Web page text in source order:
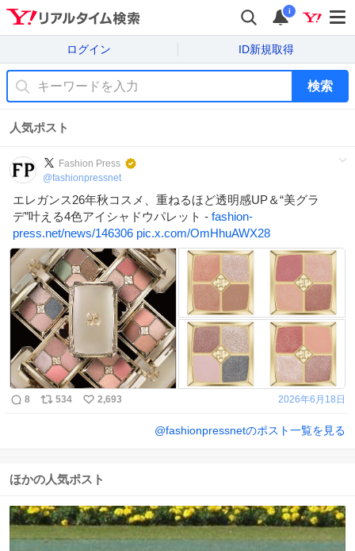
i
ログイン ID新規取得
検索
人気ポスト
Fashion Press
@fashionpressnet
エレガンス26年秋コスメ、重ねるほど透明感UP＆“美グラ
デ”叶える4色アイシャドウパレット - fashion-
press.net/news/146306 pic.x.com/OmHhuAWX28
8 534 2,693 2026年6月18日
@fashionpressnetのポスト一覧を見る
ほかの人気ポスト